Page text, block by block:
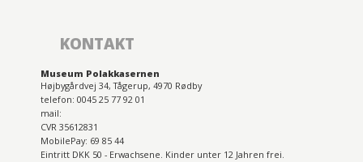
KONTAKT
Museum Polakkasernen
Højbygårdvej 34, Tågerup, 4970 Rødby
telefon: 0045 25 77 92 01
mail:
CVR 35612831
MobilePay: 69 85 44
Eintritt DKK 50 - Erwachsene. Kinder unter 12 Jahren frei.